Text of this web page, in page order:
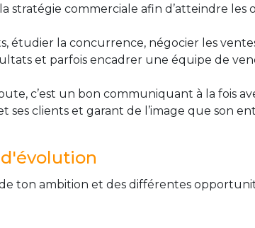
stratégie commerciale afin d’atteindre les
la concurrence, négocier les
et parfois encadrer une équipe de
c’est un bon communiquant à la fois
ses clients et garant de l’image que son
ton ambition et des différentes